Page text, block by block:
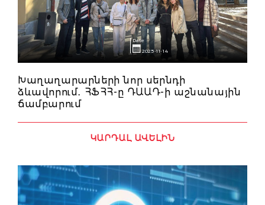
Date
2025-11-14
Խաղաղարարների նոր սերնդի
ձևավորում․ ՀՖՀՀ-ը ԴԱԱԴ-ի աշնանային
ճամբարում
ԿԱՐԴԱԼ ԱՎԵԼԻՆ